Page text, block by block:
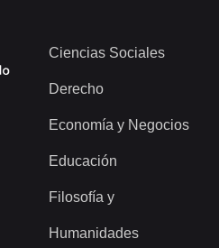
Ciencias Sociales
Derecho
Economía y Negocios
Educación
Filosofía y
Humanidades